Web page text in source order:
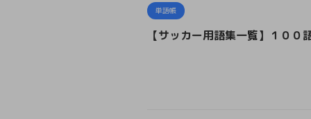
単語帳
【サッカー用語集一覧】１００